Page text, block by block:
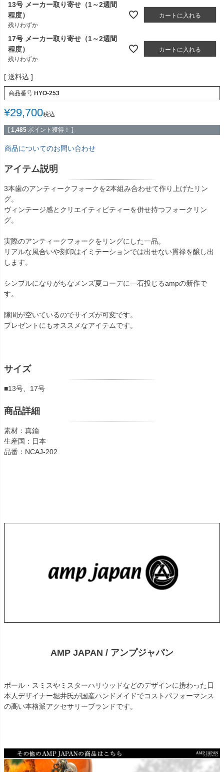
13号 メーカー取り寄せ（1～2週間
程度）
残りわずか
カートに入れる
17号 メーカー取り寄せ（1～2週間
程度）
残りわずか
カートに入れる
送料込
商品番号 HYO-253
¥29,700税込
[ 1,485 ポイント獲得！ ]
商品についてのお問い合わせ
アイテム説明
3本歯のアンティークフォークを2本組み合わせて作り上げたリン
グ。
ヴィンテージ感とクリエイティビティーを併せ持つフォークリン
グ。
実際のアンティークフォークをリングにした一品。
リアルな風合いや刻印はイミテーションでは出せない貫禄を醸し出
します。
シンプルになりがちなメンズ夏コーデに一石投じるampの新作で
す。
隙間が空いているのでサイズが可変です。
プレゼントにもオススメなアイテムです。
サイズ
■13号、17号
商品詳細
素材：真鍮
生産国：日本
品番：NCAJ-202
AMP JAPAN / アンプジャパン
ポール・スミスやミスターハリウッドなどのデザインに携わった日
本人デザイナー堀井氏が国産ハンドメイドでコストパフォーマンス
の高い本格派アクセサリーブランドです。